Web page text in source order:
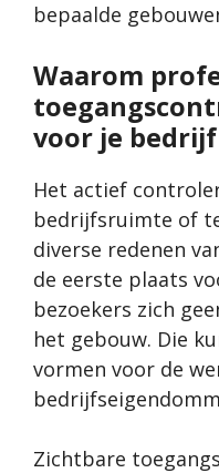
bepaalde
Waarom
voor je bedrijf
Het actief
bedrijfsruimte of
diverse redenen
de eerste plaats
bezoekers zich
het gebouw. Die
vormen voor de
Zichtbare